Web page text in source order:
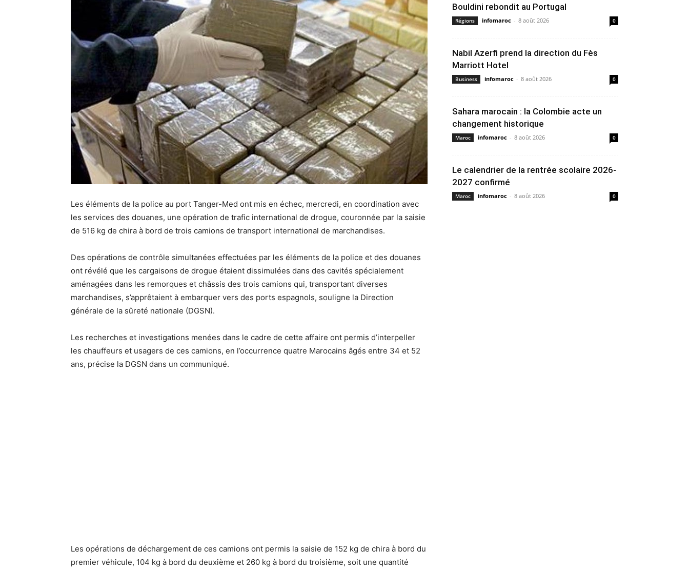
Les éléments de la police au port Tanger-Med ont mis en échec, mercredi, en coordination avec
les services des douanes, une opération de trafic international de drogue, couronnée par la saisie
de 516 kg de chira à bord de trois camions de transport international de marchandises.
Des opérations de contrôle simultanées effectuées par les éléments de la police et des douanes
ont révélé que les cargaisons de drogue étaient dissimulées dans des cavités spécialement
aménagées dans les remorques et châssis des trois camions qui, transportant diverses
marchandises, s’apprêtaient à embarquer vers des ports espagnols, souligne la Direction
générale de la sûreté nationale (DGSN).
Les recherches et investigations menées dans le cadre de cette affaire ont permis d’interpeller
les chauffeurs et usagers de ces camions, en l’occurrence quatre Marocains âgés entre 34 et 52
ans, précise la DGSN dans un communiqué.
Les opérations de déchargement de ces camions ont permis la saisie de 152 kg de chira à bord du
premier véhicule, 104 kg à bord du deuxième et 260 kg à bord du troisième, soit une quantité
Bouldini rebondit au Portugal
Régions infomaroc - 8 août 2026 0
Nabil Azerfi prend la direction du Fès
Marriott Hotel
Business infomaroc - 8 août 2026 0
Sahara marocain : la Colombie acte un
changement historique
Maroc infomaroc - 8 août 2026 0
Le calendrier de la rentrée scolaire 2026-
2027 confirmé
Maroc infomaroc - 8 août 2026 0